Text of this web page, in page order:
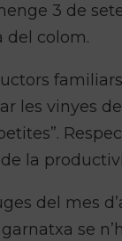
3 de
del colom.
les vinyes
la
del mes
se